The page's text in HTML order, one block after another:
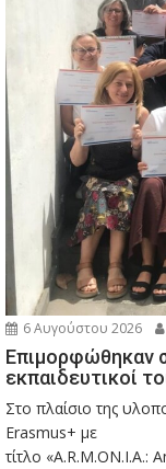
6 Αυγούστου 2026
Eπιμορφώθηκαν
εκπαιδευτικοί
Στο πλαίσιο της
Erasmus+ με
τίτλο «A.R.M.ON.I.A.: